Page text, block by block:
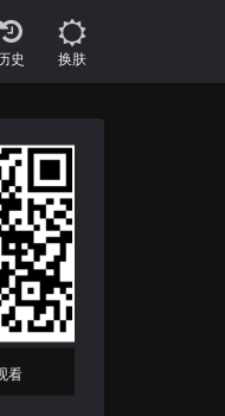
换肤
看